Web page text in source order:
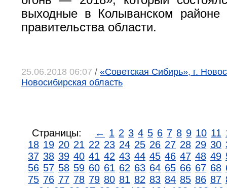
выходные в Колыванском районе
правительства области.
25.06.2018 06:07 / «Советская Сибирь», г.
Новосибирская область
Страницы: ← 1 2 3 4 5 6 7 8 9 10 11
18 19 20 21 22 23 24 25 26 27 28 29 30
37 38 39 40 41 42 43 44 45 46 47 48 49
56 57 58 59 60 61 62 63 64 65 66 67 68
75 76 77 78 79 80 81 82 83 84 85 86 87